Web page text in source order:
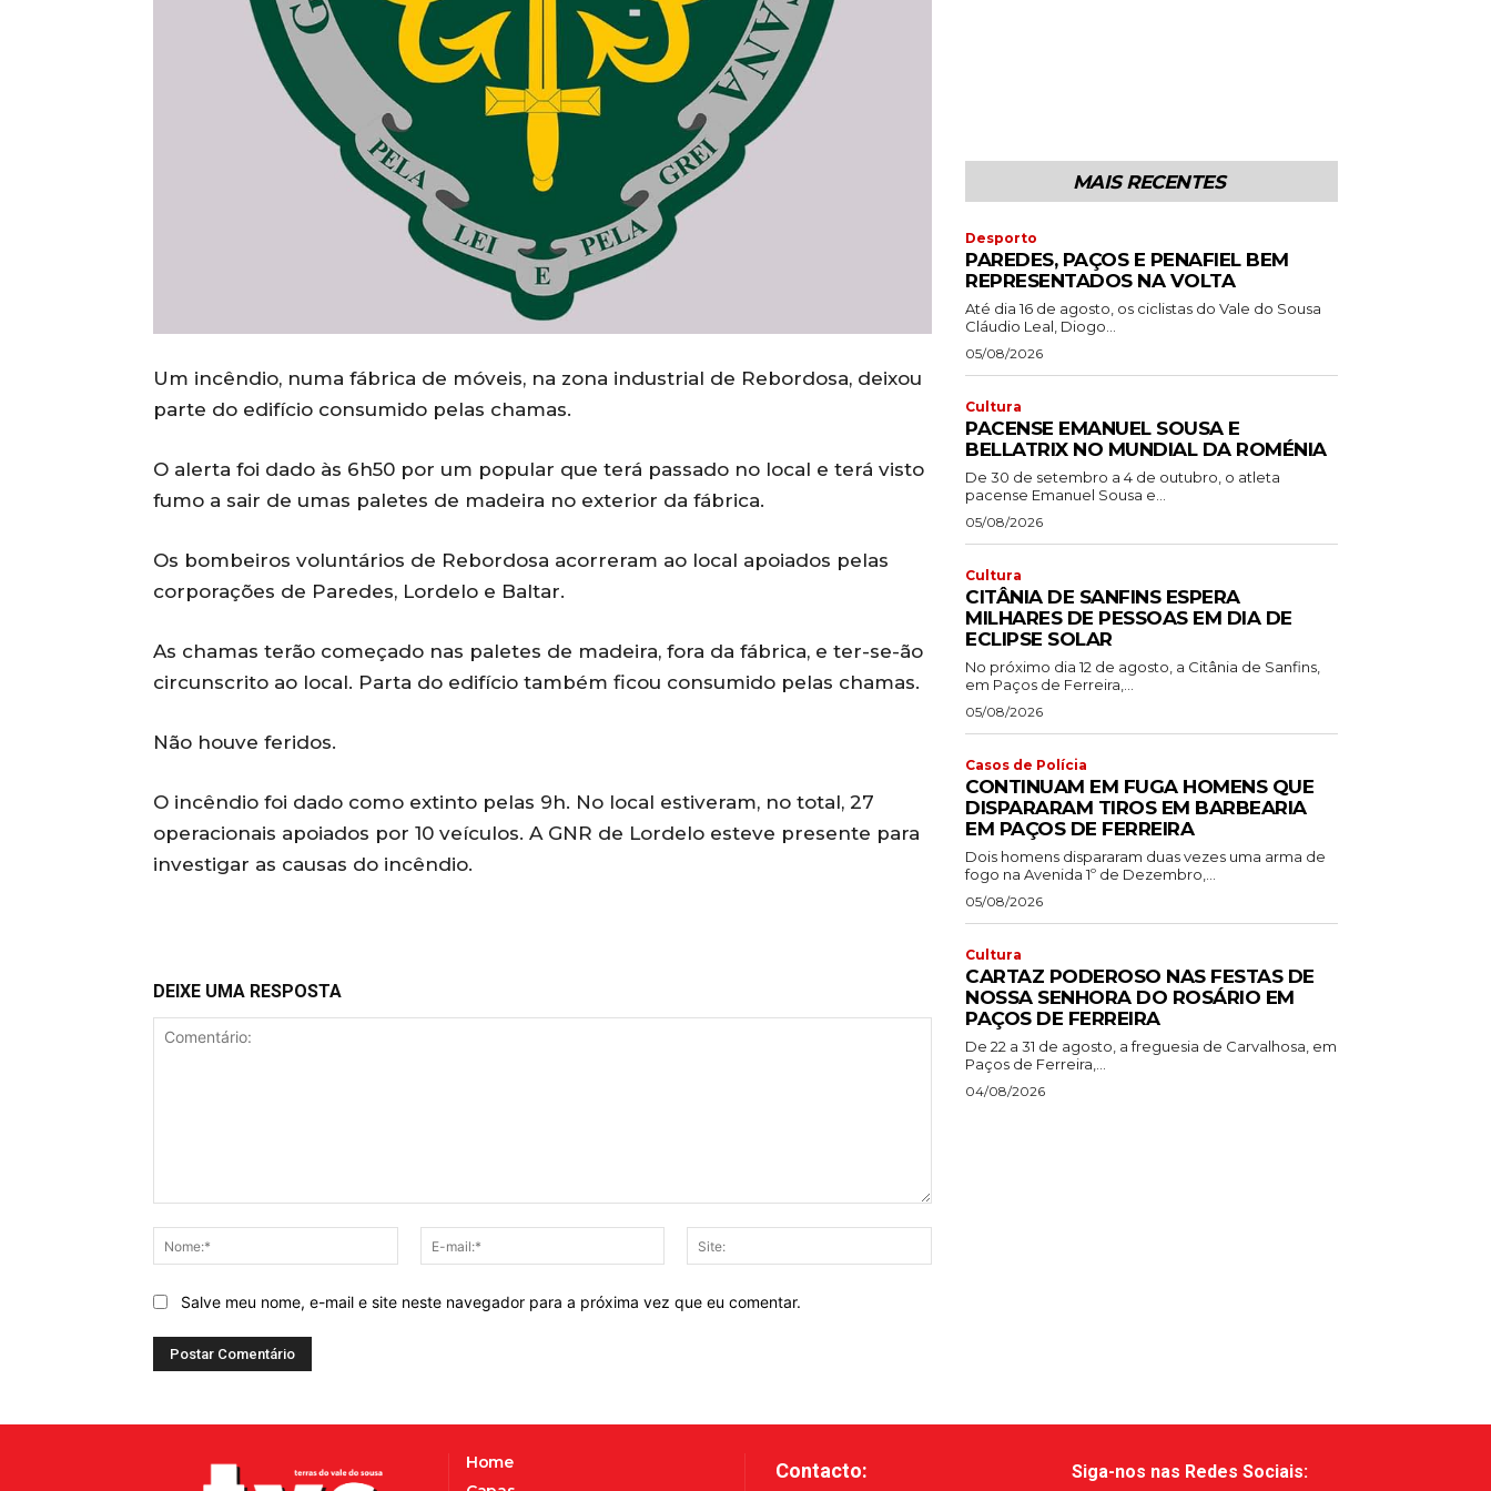
Um incêndio, numa fábrica de móveis, na zona industrial de Rebordosa, deixou
parte do edifício consumido pelas chamas.
O alerta foi dado às 6h50 por um popular que terá passado no local e terá visto
fumo a sair de umas paletes de madeira no exterior da fábrica.
Os bombeiros voluntários de Rebordosa acorreram ao local apoiados pelas
corporações de Paredes, Lordelo e Baltar.
As chamas terão começado nas paletes de madeira, fora da fábrica, e ter-se-ão
circunscrito ao local. Parta do edifício também ficou consumido pelas chamas.
Não houve feridos.
O incêndio foi dado como extinto pelas 9h. No local estiveram, no total, 27
operacionais apoiados por 10 veículos. A GNR de Lordelo esteve presente para
investigar as causas do incêndio.
DEIXE UMA RESPOSTA
Nome:*
mail:*
Salve meu nome, e-mail e site neste navegador para a próxima vez que eu comentar.
MAIS RECENTES
Desporto
PAREDES, PAÇOS E PENAFIEL BEM
REPRESENTADOS NA VOLTA
Até dia 16 de agosto, os ciclistas do Vale do Sousa
Cláudio Leal, Diogo...
05/08/2026
Cultura
PACENSE EMANUEL SOUSA E
BELLATRIX NO MUNDIAL DA ROMÉNIA
De 30 de setembro a 4 de outubro, o atleta
pacense Emanuel Sousa e...
05/08/2026
Cultura
CITÂNIA DE SANFINS ESPERA
MILHARES DE PESSOAS EM DIA DE
ECLIPSE SOLAR
No próximo dia 12 de agosto, a Citânia de Sanfins,
em Paços de Ferreira,...
05/08/2026
Casos de Polícia
CONTINUAM EM FUGA HOMENS QUE
DISPARARAM TIROS EM BARBEARIA
EM PAÇOS DE FERREIRA
Dois homens dispararam duas vezes uma arma de
fogo na Avenida 1º de Dezembro,...
05/08/2026
Cultura
CARTAZ PODEROSO NAS FESTAS DE
NOSSA SENHORA DO ROSÁRIO EM
PAÇOS DE FERREIRA
De 22 a 31 de agosto, a freguesia de Carvalhosa, em
Paços de Ferreira,...
04/08/2026
Home
Contacto: Siga-nos nas Redes Sociais: